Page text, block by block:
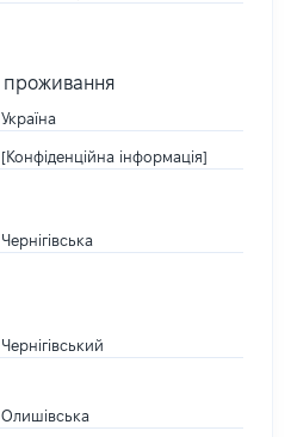
проживання
Україна
[Конфіденційна інформація]
Чернігівська
Чернігівський
Олишівська